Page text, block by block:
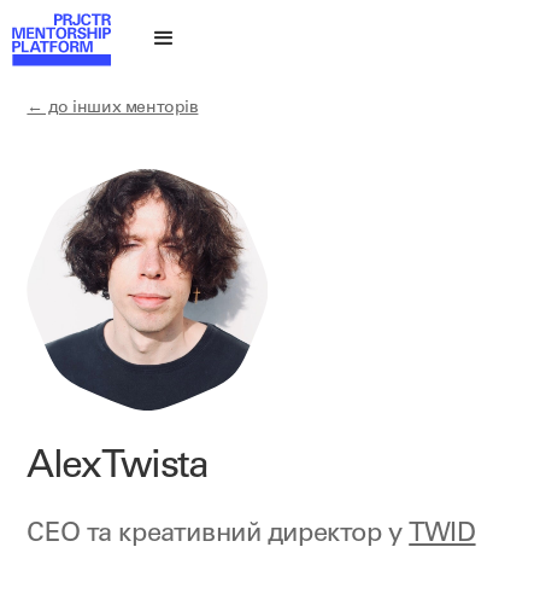
← до інших менторів
Alex Twista
CEO та креативний директор у TWID